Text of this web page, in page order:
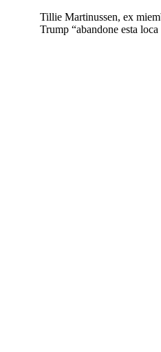
Tillie Martinussen, ex
Trump “abandone esta loca